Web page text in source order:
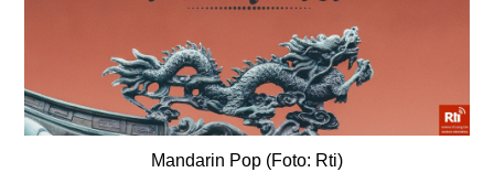
Mandarin Pop (Foto: Rti)